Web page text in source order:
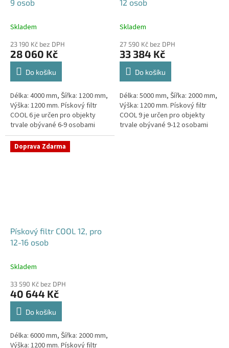
9 osob
Skladem
23 190 Kč bez DPH
28 060 Kč
Do košíku
Délka: 4000 mm, Šířka: 1200 mm,
Výška: 1200 mm. Pískový filtr
COOL 6 je určen pro objekty
trvale obývané 6-9 osobami
Český výrobek!
12 osob
Skladem
27 590 Kč bez DPH
33 384 Kč
Do košíku
Délka: 5000 mm, Šířka: 2000 mm,
Výška: 1200 mm. Pískový filtr
COOL 9 je určen pro objekty
trvale obývané 9-12 osobami
Doprava Zdarma
Pískový filtr COOL 12, pro
12-16 osob
Skladem
33 590 Kč bez DPH
40 644 Kč
Do košíku
Délka: 6000 mm, Šířka: 2000 mm,
Výška: 1200 mm. Pískový filtr